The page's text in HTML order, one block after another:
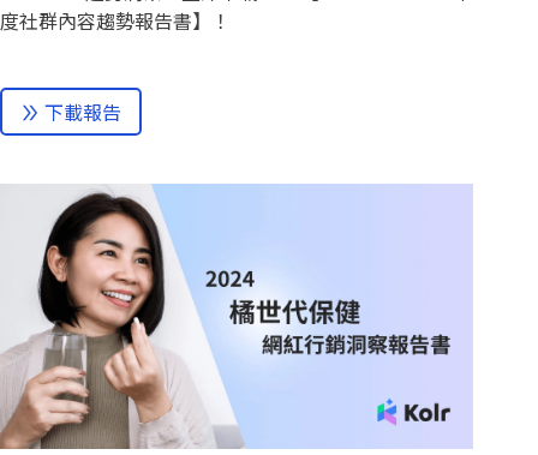
度社群內容趨勢報告書】！
下載報告